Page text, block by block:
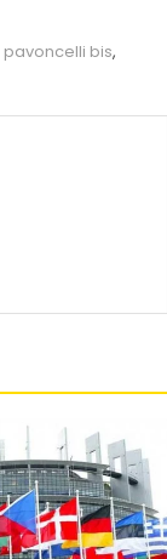
pavoncelli bis,